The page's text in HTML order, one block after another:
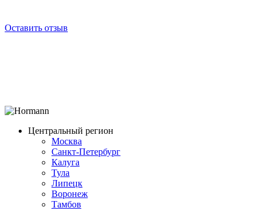
Оставить отзыв
Центральный регион
Москва
Санкт-Петербург
Калуга
Тула
Липецк
Воронеж
Тамбов